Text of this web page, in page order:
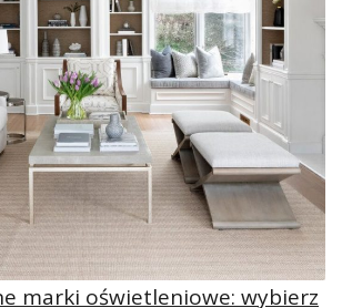
marki oświetleniowe: wybierz